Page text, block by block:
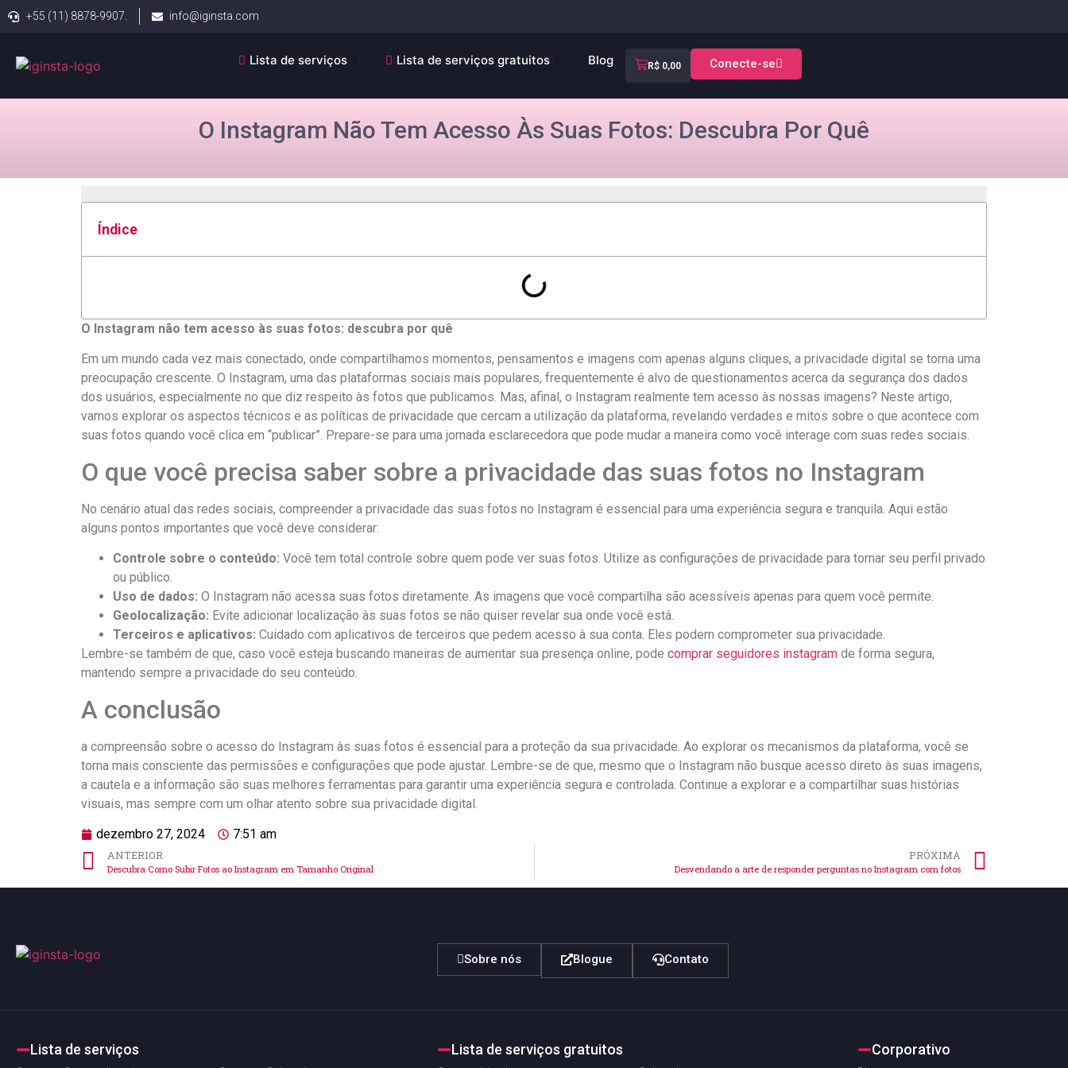
+55 (11) 8878-9907. info@iginsta.com
Lista de serviços Lista de serviços gratuitos Blog R$0,00 Conecte-se
O Instagram Não Tem Acesso Às Suas Fotos: Descubra Por Quê
Índice
O ‌Instagram não tem acesso às suas fotos: descubra por quê
Em um mundo ‍cada vez mais conectado, onde compartilhamos momentos, ⁤pensamentos e imagens com apenas alguns⁤ cliques, a privacidade‍ digital se ⁣torna uma
preocupação crescente. O Instagram, uma das plataformas sociais mais populares, frequentemente é alvo de questionamentos acerca ⁢da segurança dos dados
dos usuários, especialmente ‌no ​que diz respeito⁢ às fotos que publicamos. Mas, afinal, o Instagram realmente tem acesso às nossas imagens? Neste artigo,
vamos explorar os aspectos técnicos e as políticas de privacidade que ⁣cercam a utilização‌ da⁢ plataforma, revelando verdades e mitos ‌sobre o que acontece com
suas fotos quando você ​clica em “publicar”. Prepare-se para uma jornada ‍esclarecedora que pode mudar a maneira como você interage com suas redes⁤ sociais.
O que‌ você precisa saber sobre a ‍privacidade das suas fotos no Instagram
No ⁢cenário atual das redes sociais, compreender a ⁢privacidade das suas fotos no ⁤Instagram é essencial para uma experiência segura e tranquila. Aqui estão​
alguns pontos importantes que você deve ‌considerar:
Controle sobre o conteúdo: Você tem total controle sobre quem pode ver suas fotos. Utilize as configurações de privacidade para tornar seu perfil privado
ou público.
Uso de dados: O Instagram não acessa suas fotos diretamente. As​ imagens que ⁤você compartilha são acessíveis apenas para quem você permite.
Geolocalização: Evite adicionar localização ⁢às suas fotos se ⁢não quiser revelar sua onde você está.
Terceiros e aplicativos: Cuidado com aplicativos de terceiros que pedem acesso à sua conta. Eles podem comprometer sua privacidade.
Lembre-se também de que, caso você esteja buscando ⁢maneiras de aumentar sua presença online, pode comprar seguidores instagram de forma segura,
mantendo sempre a privacidade do⁤ seu conteúdo.⁤
A conclusão
a compreensão sobre o acesso do⁣ Instagram às suas fotos é‌ essencial⁤ para ⁣a proteção da​ sua privacidade. Ao explorar os mecanismos da plataforma, você se
torna mais consciente das permissões e ​configurações que pode ajustar. Lembre-se de que, mesmo‍ que o⁢ Instagram não busque‌ acesso direto às suas imagens,
a cautela e a informação são suas melhores ferramentas para garantir uma experiência ​segura e controlada. Continue a explorar e a compartilhar suas histórias
visuais, mas sempre com um olhar atento sobre sua privacidade digital.
dezembro 27, 2024 7:51 am
ANTERIOR
Descubra Como Subir Fotos ao Instagram em Tamanho Original
PRÓXIMA
Desvendando a arte de responder perguntas no Instagram com fotos
Sobre nós Blogue Contato
Lista de serviços Lista de serviços gratuitos Corporativo